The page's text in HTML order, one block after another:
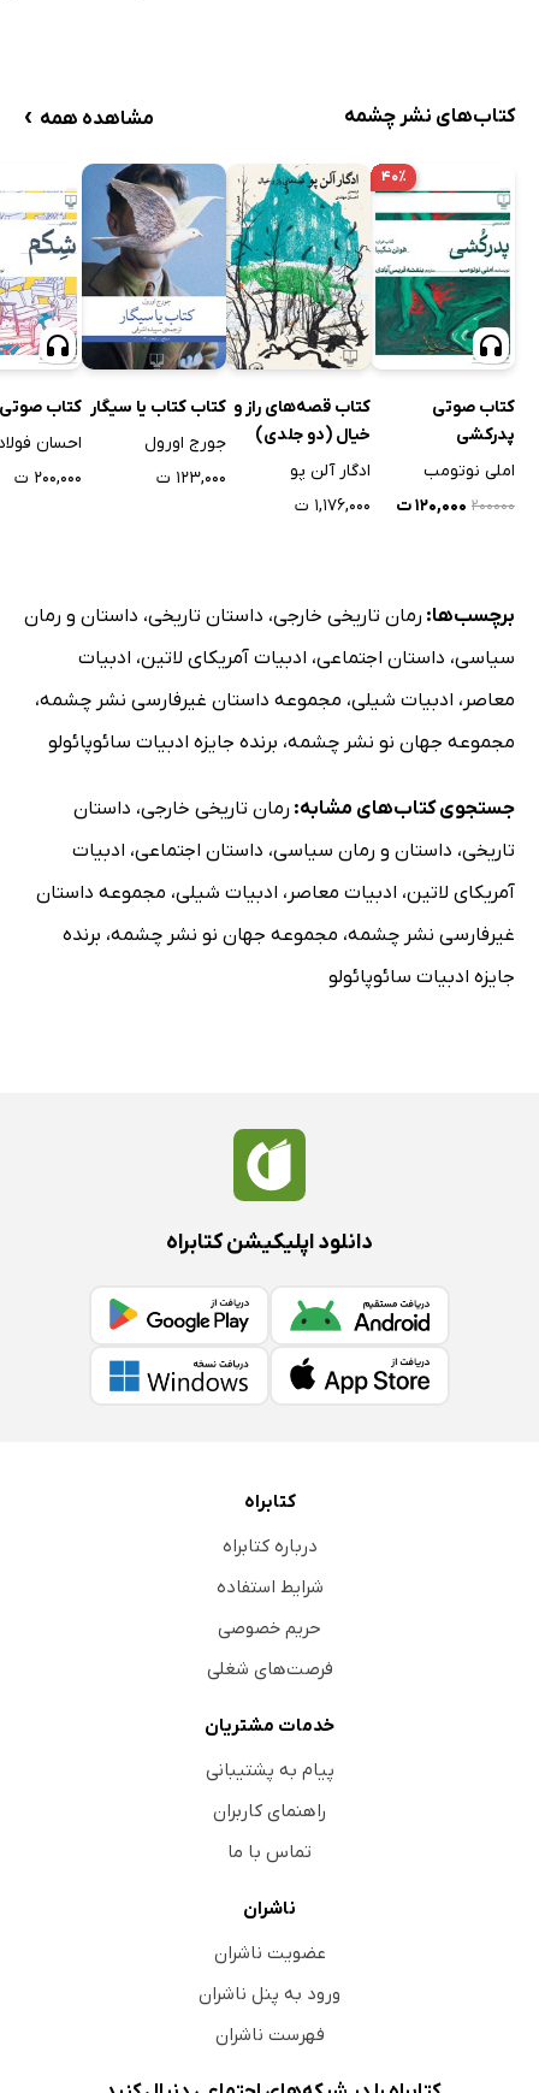
کتاب‌های نشر چشمه مشاهده همه ›
۴۰٪
کتاب صوتی
پدرکشی
املی نوتومب
۲۰۰۰۰۰ ۱۲۰,۰۰۰ ت
کتاب قصه‌های راز و
خیال (دو جلدی)
ادگار آلن پو
۱,۱۷۶,۰۰۰ ت
کتاب کتاب یا سیگار
جورج اورول
۱۲۳,۰۰۰ ت
کتاب
احسان
۲۰۰,۰۰۰ ت
برچسب‌ها: رمان تاریخی خارجی، داستان تاریخی، داستان و رمان
سیاسی، داستان اجتماعی، ادبیات آمریکای لاتین، ادبیات
معاصر ، ادبیات شیلی، مجموعه داستان غیرفارسی نشر چشمه،
مجموعه جهان نو نشر چشمه، برنده جایزه ادبیات سائوپائولو
جستجوی کتاب‌های مشابه: رمان تاریخی خارجی، داستان
تاریخی، داستان و رمان سیاسی، داستان اجتماعی، ادبیات
آمریکای لاتین، ادبیات معاصر ، ادبیات شیلی، مجموعه داستان
غیرفارسی نشر چشمه، مجموعه جهان نو نشر چشمه، برنده
جایزه ادبیات سائوپائولو
دانلود اپلیکیشن کتابراه
کتابراه
درباره کتابراه
شرایط استفاده
حریم خصوصی
فرصت‌های شغلی
خدمات مشتریان
پیام به پشتیبانی
راهنمای کاربران
تماس با ما
ناشران
عضویت ناشران
ورود به پنل ناشران
فهرست ناشران